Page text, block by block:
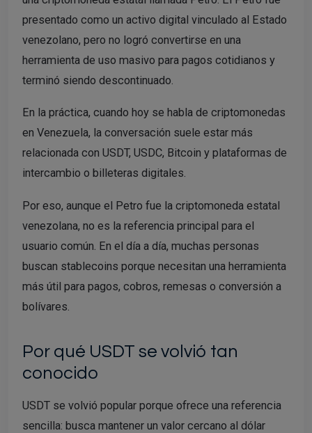
presentado como un activo digital vinculado al Estado
venezolano, pero no logró convertirse en una
herramienta de uso masivo para pagos cotidianos y
terminó siendo descontinuado.
En la práctica, cuando hoy se habla de criptomonedas
en Venezuela, la conversación suele estar más
relacionada con USDT, USDC, Bitcoin y plataformas de
intercambio o billeteras digitales.
Por eso, aunque el Petro fue la criptomoneda estatal
venezolana, no es la referencia principal para el
usuario común. En el día a día, muchas personas
buscan stablecoins porque necesitan una herramienta
más útil para pagos, cobros, remesas o conversión a
bolívares.
Por qué USDT se volvió tan
conocido
USDT se volvió popular porque ofrece una referencia
sencilla: busca mantener un valor cercano al dólar